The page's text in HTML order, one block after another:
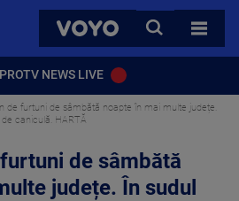
VOYO
CAUTA
TOATE
PROTV NEWS LIVE
de furtuni de sâmbătă noapte în mai multe județe.
caniculă. HARTĂ
de sâmbătă
județe. În sudul